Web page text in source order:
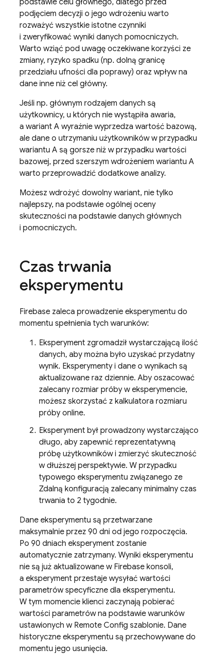
podstawie celu głównego, dlatego przed
podjęciem decyzji o jego wdrożeniu warto
rozważyć wszystkie istotne czynniki
i zweryfikować wyniki danych pomocniczych.
Warto wziąć pod uwagę oczekiwane korzyści ze
zmiany, ryzyko spadku (np. dolną granicę
przedziału ufności dla poprawy) oraz wpływ na
dane inne niż cel główny.
Jeśli np. głównym rodzajem danych są
użytkownicy, u których nie wystąpiła awaria,
a wariant A wyraźnie wyprzedza wartość bazową,
ale dane o utrzymaniu użytkowników w przypadku
wariantu A są gorsze niż w przypadku wartości
bazowej, przed szerszym wdrożeniem wariantu A
warto przeprowadzić dodatkowe analizy.
Możesz wdrożyć dowolny wariant, nie tylko
najlepszy, na podstawie ogólnej oceny
skuteczności na podstawie danych głównych
i pomocniczych.
Czas trwania
eksperymentu
Firebase zaleca prowadzenie eksperymentu do
momentu spełnienia tych warunków:
Eksperyment zgromadził wystarczającą ilość
danych, aby można było uzyskać przydatny
wynik. Eksperymenty i dane o wynikach są
aktualizowane raz dziennie. Aby oszacować
zalecany rozmiar próby w eksperymencie,
możesz skorzystać z kalkulatora rozmiaru
próby online.
Eksperyment był prowadzony wystarczająco
długo, aby zapewnić reprezentatywną
próbę użytkowników i zmierzyć skuteczność
w dłuższej perspektywie. W przypadku
typowego eksperymentu związanego ze
Zdalną konfiguracją zalecany minimalny czas
trwania to 2 tygodnie.
Dane eksperymentu są przetwarzane
maksymalnie przez 90 dni od jego rozpoczęcia.
Po 90 dniach eksperyment zostanie
automatycznie zatrzymany. Wyniki eksperymentu
nie są już aktualizowane w Firebase konsoli,
a eksperyment przestaje wysyłać wartości
parametrów specyficzne dla eksperymentu.
W tym momencie klienci zaczynają pobierać
wartości parametrów na podstawie warunków
ustawionych w Remote Config szablonie. Dane
historyczne eksperymentu są przechowywane do
momentu jego usunięcia.